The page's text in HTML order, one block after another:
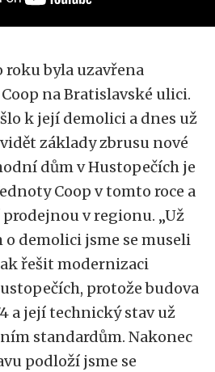
roku byla uzavřena
na Bratislavské ulici.
k její demolici a dnes už
základy zbrusu nové
dům v Hustopečích je
Coop v tomto roce a
v regionu. „Už
demolici jsme se museli
řešit modernizaci
protože budova
a její technický stav už
standardům. Nakonec
podloží jsme se